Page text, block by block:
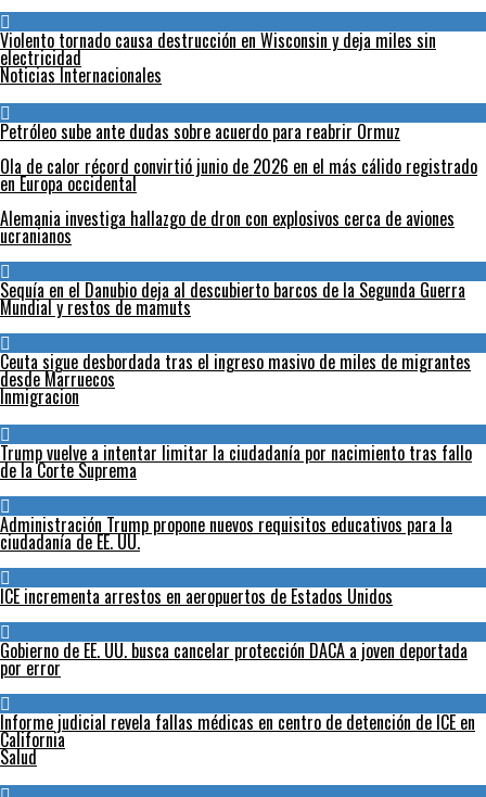
Violento tornado causa destrucción en Wisconsin y deja miles sin
electricidad
Noticias Internacionales
Petróleo sube ante dudas sobre acuerdo para reabrir Ormuz
Ola de calor récord convirtió junio de 2026 en el más cálido registrado
en Europa occidental
Alemania investiga hallazgo de dron con explosivos cerca de aviones
ucranianos
Sequía en el Danubio deja al descubierto barcos de la Segunda Guerra
Mundial y restos de mamuts
Ceuta sigue desbordada tras el ingreso masivo de miles de migrantes
desde Marruecos
Inmigracion
Trump vuelve a intentar limitar la ciudadanía por nacimiento tras fallo
de la Corte Suprema
Administración Trump propone nuevos requisitos educativos para la
ciudadanía de EE. UU.
ICE incrementa arrestos en aeropuertos de Estados Unidos
Gobierno de EE. UU. busca cancelar protección DACA a joven deportada
por error
Informe judicial revela fallas médicas en centro de detención de ICE en
California
Salud